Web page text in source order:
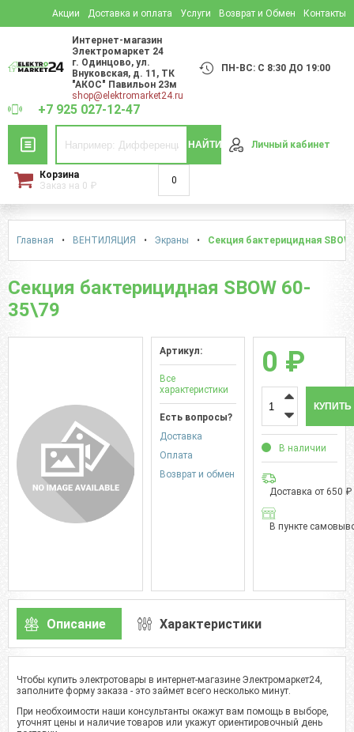
Акции Доставка и оплата Услуги Возврат и Обмен Контакты
Интернет-магазин
Электромаркет 24
г. Одинцово,ул.
Внуковская, д. 11 , ТК
"АКОС" Павильон 23м
shop@elektromarket24.ru
ПН-ВС: С 8:30 ДО 19:00
+7 925 027-12-47
НАЙТИ Личный кабинет
Корзина
Заказ на 0 ₽ 0
Главная • ВЕНТИЛЯЦИЯ • Экраны • Cекция бактерицидная
Cекция бактерицидная SBOW 60-
35\79
Артикул:
Все
характеристики
Есть вопросы?
Доставка
Оплата
Возврат и обмен
0 ₽
КУПИТЬ
В наличии
Доставка от 650 ₽
В пункте
Описание Характеристики
Чтобы купить электротовары в интернет-магазине Электромаркет24,
заполните форму заказа - это займет всего несколько минут.
При необхоимости наши консультанты окажут вам помощь в выборе,
уточнят цены и наличие товаров или укажут ориентировочный день